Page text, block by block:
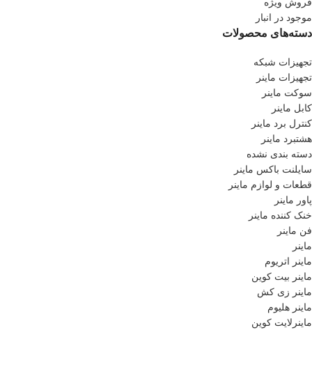
فروش ویژه
موجود در انبار
دسته‌های محصولات
تجهیزات شبکه
تجهیزات ماینر
سوکت ماینر
کابل ماینر
کنترل برد ماینر
هشتبرد ماینر
دسته بندی نشده
سایلنت باکس ماینر
قطعات و لوازم ماینر
پاور ماینر
خنک کننده ماینر
فن ماینر
ماینر
ماینر اتریوم
ماینر بیت کوین
ماینر زی کش
ماینر هلیوم
ماینرلایت کوین